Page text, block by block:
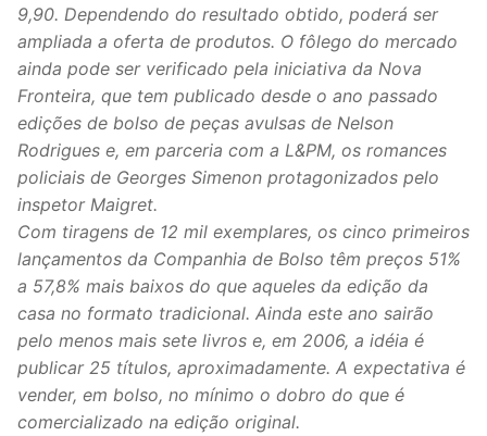
9,90. Dependendo do resultado obtido, poderá ser
ampliada a oferta de produtos. O fôlego do mercado
ainda pode ser verificado pela iniciativa da Nova
Fronteira, que tem publicado desde o ano passado
edições de bolso de peças avulsas de Nelson
Rodrigues e, em parceria com a L&PM, os romances
policiais de Georges Simenon protagonizados pelo
inspetor Maigret.
Com tiragens de 12 mil exemplares, os cinco primeiros
lançamentos da Companhia de Bolso têm preços 51%
a 57,8% mais baixos do que aqueles da edição da
casa no formato tradicional. Ainda este ano sairão
pelo menos mais sete livros e, em 2006, a idéia é
publicar 25 títulos, aproximadamente. A expectativa é
vender, em bolso, no mínimo o dobro do que é
comercializado na edição original.